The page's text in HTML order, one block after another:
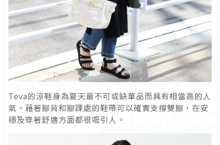
Teva的涼鞋身為夏天最不可或缺單品而具有相當高的人
氣。藉著腳背和腳踝處的鞋帶可以確實支撐雙腳，在安
穩及穿著舒適方面都很吸引人。